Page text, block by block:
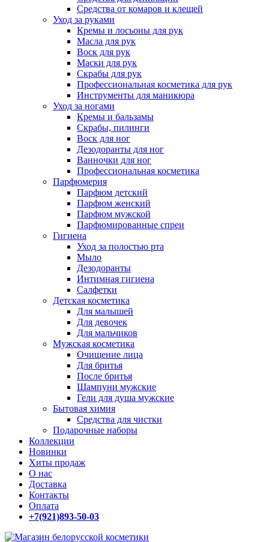
Средства от комаров и клещей
Уход за руками
Кремы и лосьоны для рук
Масла для рук
Воск для рук
Маски для рук
Скрабы для рук
Профессиональная косметика для рук
Инструменты для маникюра
Уход за ногами
Кремы и бальзамы
Скрабы, пилинги
Воск для ног
Дезодоранты для ног
Ванночки для ног
Профессиональная косметика
Парфюмерия
Парфюм детский
Парфюм женский
Парфюм мужской
Парфюмированные спреи
Гигиена
Уход за полостью рта
Мыло
Дезодоранты
Интимная гигиена
Салфетки
Детская косметика
Для малышей
Для девочек
Для мальчиков
Мужская косметика
Очищение лица
Для бритья
После бритья
Шампуни мужские
Гели для душа мужские
Бытовая химия
Средства для чистки
Подарочные наборы
Коллекции
Новинки
Хиты продаж
О нас
Доставка
Контакты
Оплата
+7(921)893-50-03